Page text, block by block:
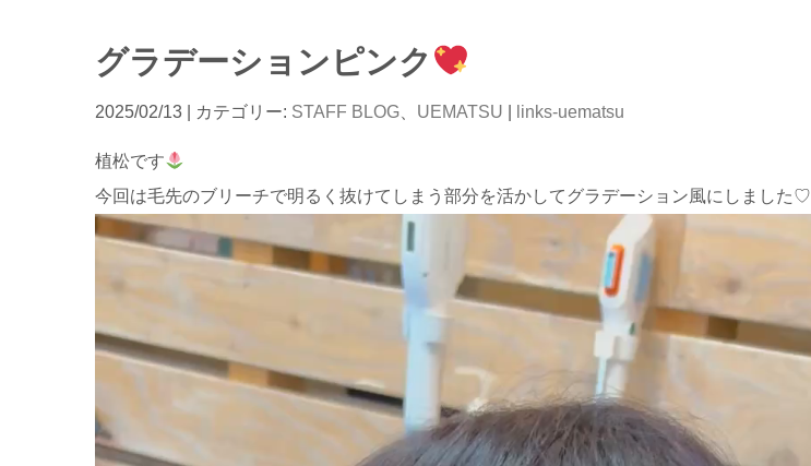
グラデーションピンク
2025/02/13 | カテゴリー: STAFF BLOG UEMATSU links-uematsu
植松です
今回は毛先のブリーチで明るく抜けてしまう部分を活かしてグラデーション風にしました♡